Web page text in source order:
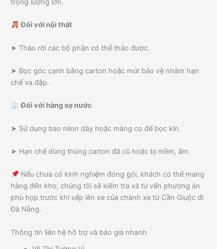
trọng lượng lớn.
Đối với nội thất
➤ Tháo rời các bộ phận có thể tháo được.
➤ Bọc góc cạnh bằng carton hoặc mút bảo vệ nhằm hạn
chế va đập.
Đối với hàng sợ nước
➤ Sử dụng bao nilon dày hoặc màng co để bọc kín.
➤ Hạn chế dùng thùng carton đã cũ hoặc bị mềm, ẩm.
Nếu chưa có kinh nghiệm đóng gói, khách có thể mang
hàng đến kho, chúng tôi sẽ kiểm tra và tư vấn phương án
phù hợp trước khi xếp lên xe của chành xe từ Cần Giuộc đi
Đà Nẵng.
Thông tin liên hệ hỗ trợ và báo giá nhanh